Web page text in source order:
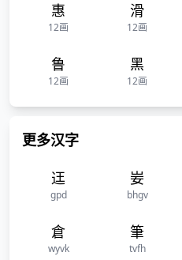
惠
12画
滑
12画
鲁
12画
黑
12画
更多汉字
迋
gpd
妛
bhgv
倉
wyvk
筆
tvfh